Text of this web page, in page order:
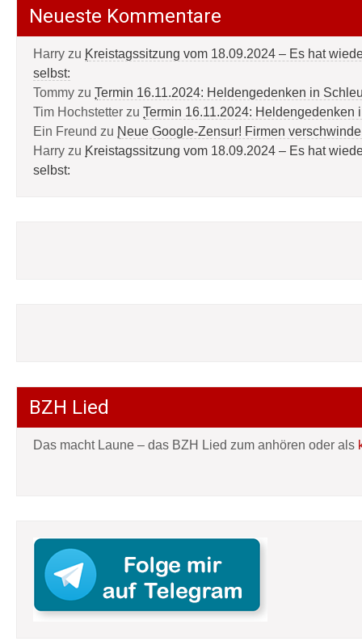
Neueste Kommentare
Harry zu Kreistagssitzung vom 18.09.2024 – Es hat
selbst:
Tommy zu Termin 16.11.2024: Heldengedenken in
Tim Hochstetter zu Termin 16.11.2024: Heldengedenken
Ein Freund zu Neue Google-Zensur! Firmen
Harry zu Kreistagssitzung vom 18.09.2024 – Es hat
selbst:
BZH Lied
Das macht Laune – das BZH Lied zum anhören oder als